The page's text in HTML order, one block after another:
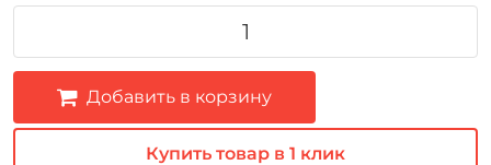
Добавить в корзину
Купить товар в 1 клик